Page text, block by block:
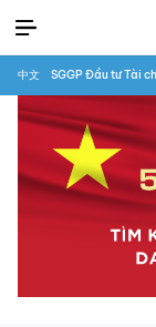
中文 SGGP Đầu tư Tài